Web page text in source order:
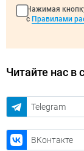
Нажимая
с Правилами
Читайте нас в
Telegram
ВКонтакте